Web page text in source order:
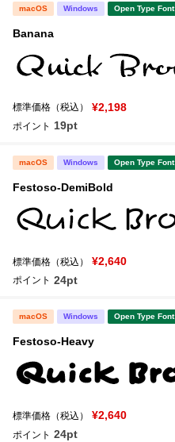
macOS Windows Open Type Font
Banana
標準価格（税込） ¥2,198
ポイント 19pt
macOS Windows Open Type Font
Festoso-DemiBold
標準価格（税込） ¥2,640
ポイント 24pt
macOS Windows Open Type Font
Festoso-Heavy
標準価格（税込） ¥2,640
ポイント 24pt